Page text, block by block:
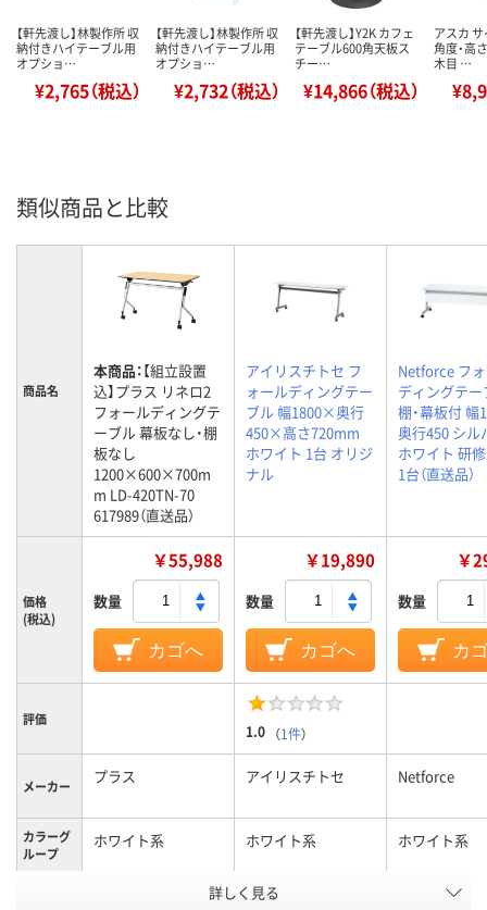
【軒先渡し】林製作所 収
納付きハイテーブル用
オプショ…
¥2,765（税込）
【軒先渡し】林製作所 収
納付きハイテーブル用
オプショ…
¥2,732（税込）
【軒先渡し】Y2K カフェ
テーブル600角天板ス
チー…
¥14,866（税込）
アスカ
角度・高
木目 …
類似商品と比較
商品名
本商品：【組立設置
込】プラス リネロ2
フォールディングテ
ーブル 幕板なし・棚
板なし
1200×600×700m
m LD-420TN-70
617989（直送品）
アイリスチトセ フ
ォールディングテー
ブル 幅1800×奥行
450×高さ720mm
ホワイト 1台 オリジ
ナル
Netforce フ
ディングテー
棚・幕板付
奥行450 シ
ホワイト 研
1台（直送品）
価格
(税込)
￥55,988
数量
カゴへ
￥19,890
数量
カゴへ
￥
数量
カ
評価
1.0 （1件）
メーカー プラス アイリスチトセ Netforce
カラーグ
ループ
ホワイト系 ホワイト系 ホワイト系
キャスター
詳しく見る